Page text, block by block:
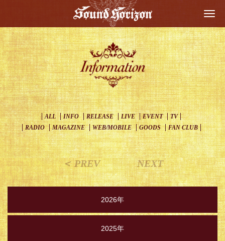
ALL INFO RELEASE LIVE EVENT
TV
RADIO
MAGAZINE WEB/MOBILE GOODS FAN CLUB
＜ PREV NEXT
2026年
2025年